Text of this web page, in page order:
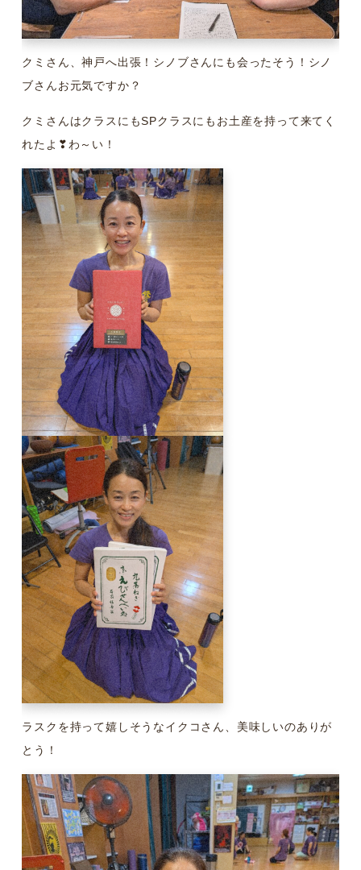
クミさん、神戸へ出張！シノブさんにも会ったそう！シノ
ブさんお元気ですか？
クミさんはクラスにもSPクラスにもお土産を持って来てく
れたよ❣わ～い！
ラスクを持って嬉しそうなイクコさん、美味しいのありが
とう！